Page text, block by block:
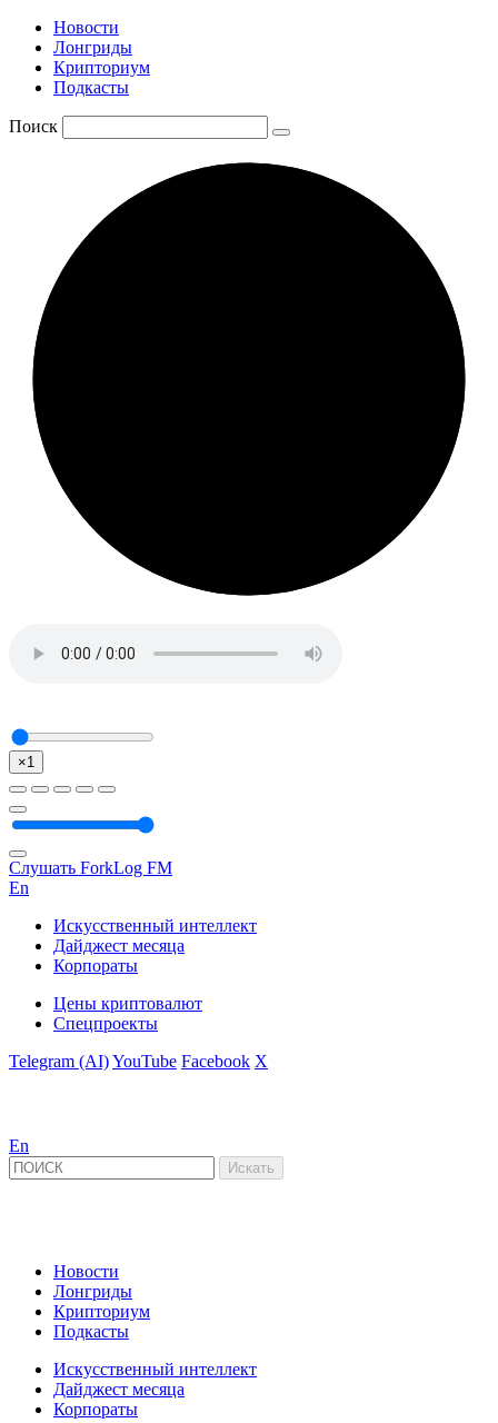
Новости
Лонгриды
Крипториум
Подкасты
Поиск
×1
Слушать ForkLog FM
En
Искусственный интеллект
Дайджест месяца
Корпораты
Цены криптовалют
Спецпроекты
Telegram (AI)YouTube Facebook X
En
Новости
Лонгриды
Крипториум
Подкасты
Искусственный интеллект
Дайджест месяца
Корпораты